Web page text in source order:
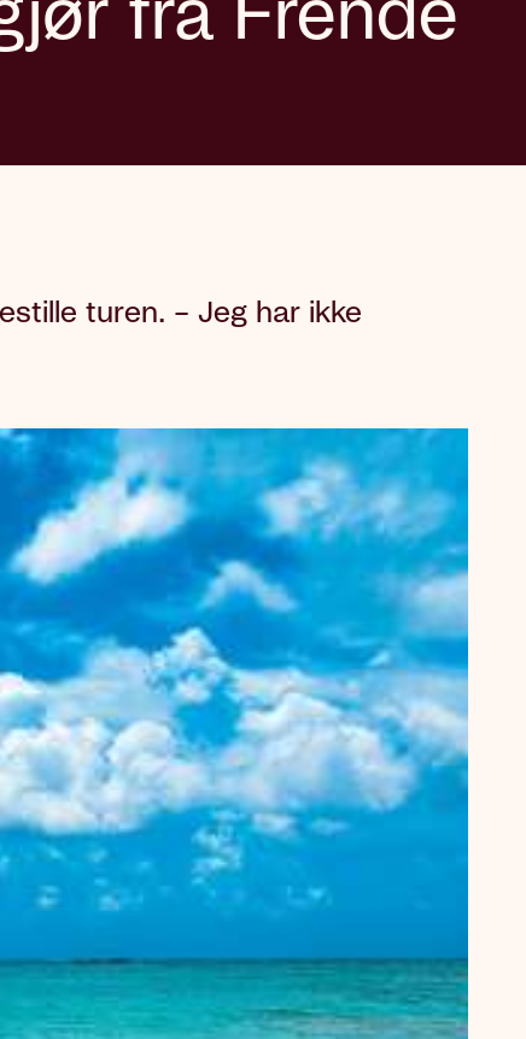
fra Frende
turen. – Jeg har ikke